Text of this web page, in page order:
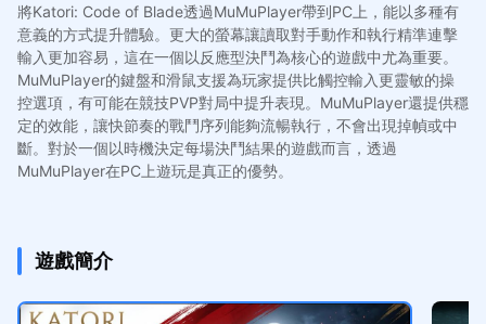
將Katori: Code of Blade透過MuMuPlayer帶到PC上，能以多種有
意義的方式提升體驗。更大的螢幕讓讀取對手動作和執行精準連擊
輸入更加容易，這在一個以反應型決鬥為核心的遊戲中尤為重要。
MuMuPlayer的鍵盤和滑鼠支援為玩家提供比觸控輸入更靈敏的操
控選項，有可能在競技PVP對局中提升表現。MuMuPlayer還提供穩
定的效能，讓快節奏的戰鬥序列能夠流暢執行，不會出現掉幀或中
斷。對於一個以時機決定每場決鬥結果的遊戲而言，透過
MuMuPlayer在PC上遊玩是真正的優勢。
遊戲簡介